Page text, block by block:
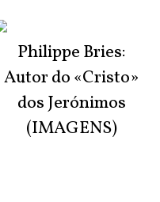
Philippe Bries:
Autor do «Cristo»
dos Jerónimos
(IMAGENS)